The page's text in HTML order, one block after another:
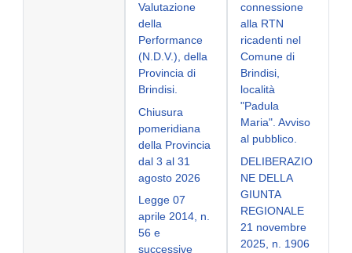
Valutazione
della
Performance
(N.D.V.), della
Provincia di
Brindisi.
Chiusura
pomeridiana
della Provincia
dal 3 al 31
agosto 2026
Legge 07
aprile 2014, n.
56 e
successive
connessione
alla RTN
ricadenti nel
Comune di
Brindisi,
località
"Padula
Maria". Avviso
al pubblico.
DELIBERAZIO
NE DELLA
GIUNTA
REGIONALE
21 novembre
2025, n. 1906